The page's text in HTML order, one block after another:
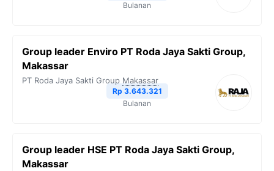
Bulanan
Group leader Enviro PT Roda Jaya Sakti Group,
Makassar
PT Roda Jaya Sakti Group Makassar
Rp 3.643.321
Bulanan
Group leader HSE PT Roda Jaya Sakti Group,
Makassar